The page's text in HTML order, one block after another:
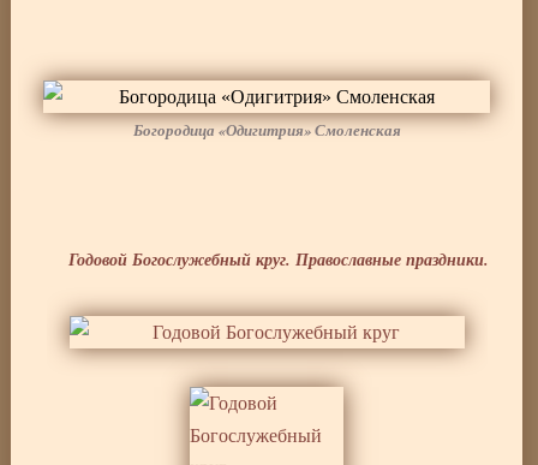
Богородица «Одигитрия» Смоленская
Годовой Богослужебный круг. Православные праздники.